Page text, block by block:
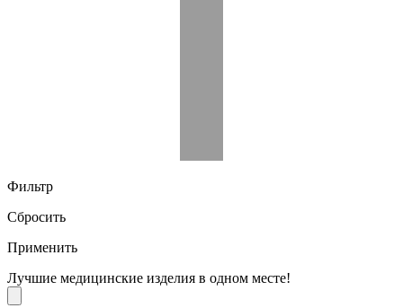
Фильтр
Сбросить
Применить
Лучшие медицинские изделия в одном месте!